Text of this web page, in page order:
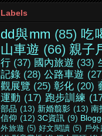
Labels
dd與mm (85) 吃
山車遊 (66) 親子
行 (37) 國內旅遊 (33)
記錄 (28) 公路車遊
觀展覽 (25) 彰化 (20)
運動 (17) 跑步訓練
部品 (13) 新婚翦影 (13) 南
信仰 (12) 3C資訊 (9)
外旅遊 (5) 好文閱讀 (5) 戶